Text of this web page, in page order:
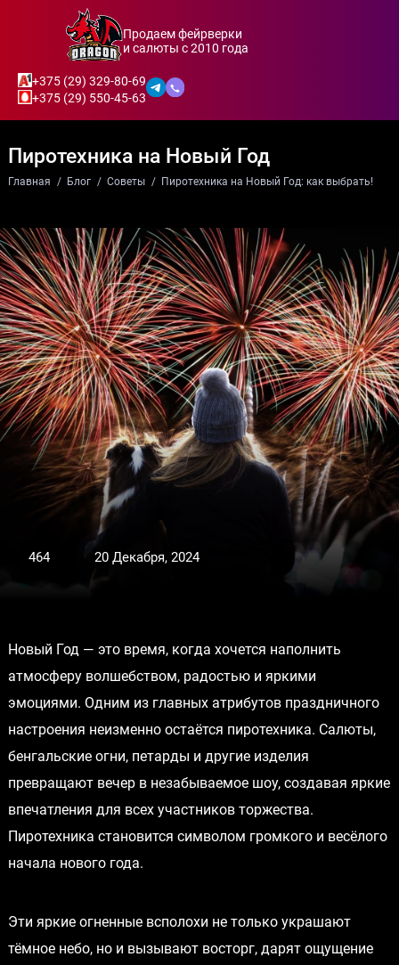
Продаем фейрверки
и салюты с 2010 года
+375 (29) 329-80-69
+375 (29) 550-45-63
Пиротехника на Новый Год
Главная Блог Советы Пиротехника на Новый Год: как выбрать!
464 20 Декабря, 2024
Новый Год — это время, когда хочется наполнить
атмосферу волшебством, радостью и яркими
эмоциями. Одним из главных атрибутов праздничного
настроения неизменно остаётся пиротехника. Салюты,
бенгальские огни, петарды и другие изделия
превращают вечер в незабываемое шоу, создавая яркие
впечатления для всех участников торжества.
Пиротехника становится символом громкого и весёлого
начала нового года.
Эти яркие огненные всполохи не только украшают
тёмное небо, но и вызывают восторг, дарят ощущение